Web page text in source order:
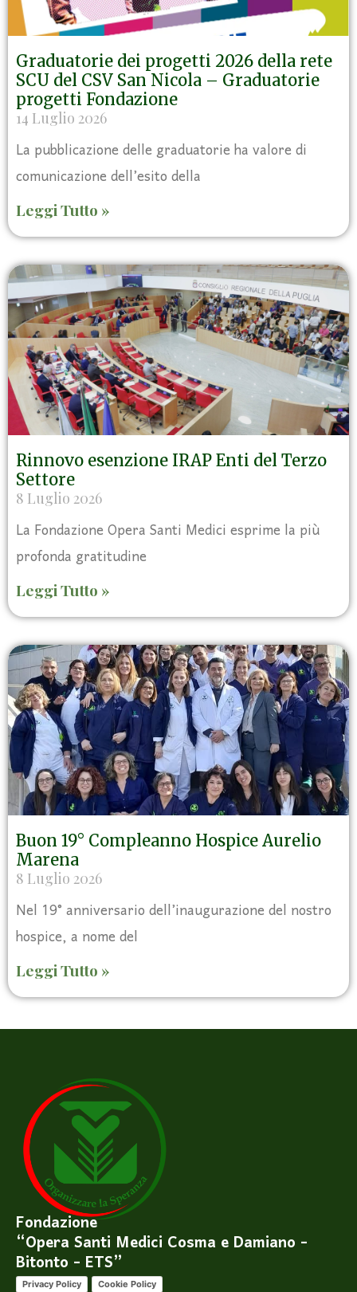
Graduatorie dei progetti 2026 della rete
SCU del CSV San Nicola – Graduatorie
progetti Fondazione
14 Luglio 2026
La pubblicazione delle graduatorie ha valore di
comunicazione dell’esito della
Leggi Tutto »
Rinnovo esenzione IRAP Enti del Terzo
Settore
8 Luglio 2026
La Fondazione Opera Santi Medici esprime la più
profonda gratitudine
Leggi Tutto »
Buon 19° Compleanno Hospice Aurelio
Marena
8 Luglio 2026
Nel 19° anniversario dell’inaugurazione del nostro
hospice, a nome del
Leggi Tutto »
Fondazione
“Opera Santi Medici Cosma e Damiano -
Bitonto - ETS”
Privacy Policy Cookie Policy